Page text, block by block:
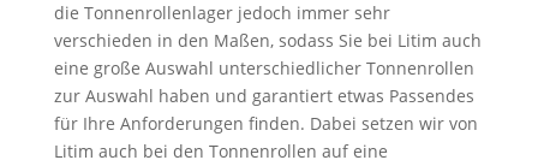
die Tonnenrollenlager jedoch immer sehr
verschieden in den Maßen, sodass Sie bei Litim auch
eine große Auswahl unterschiedlicher Tonnenrollen
zur Auswahl haben und garantiert etwas Passendes
für Ihre Anforderungen finden. Dabei setzen wir von
Litim auch bei den Tonnenrollen auf eine